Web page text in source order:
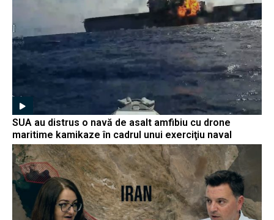
SUA au distrus o navă de asalt amfibiu cu drone
maritime kamikaze în cadrul unui exerciţiu naval